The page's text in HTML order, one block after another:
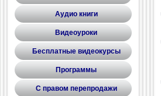
Аудио книги
Видеоуроки
Бесплатные видеокурсы
Программы
С правом перепродажи